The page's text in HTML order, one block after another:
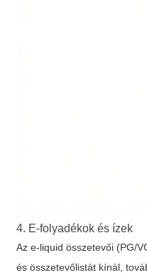
4. E-folyadékok és ízek
Az e-liquid összetevői (PG/
és összetevőlistát kínál,